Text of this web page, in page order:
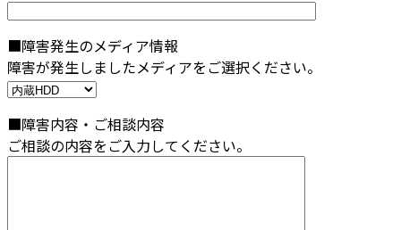
■障害発生のメディア情報
障害が発生しましたメディアをご選択ください。
■障害内容・ご相談内容
ご相談の内容をご入力してください。